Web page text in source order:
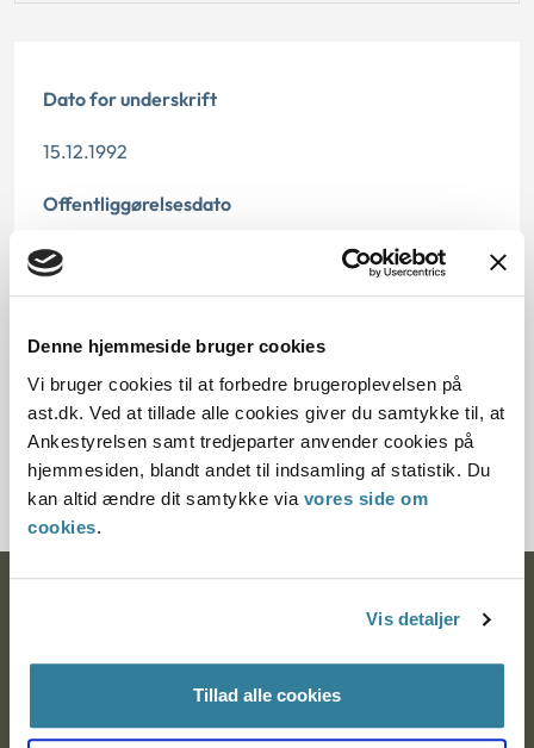
Denne hjemmeside bruger cookies
Vi bruger cookies til at forbedre brugeroplevelsen på
ast.dk. Ved at tillade alle cookies giver du samtykke til, at
Ankestyrelsen samt tredjeparter anvender cookies på
hjemmesiden, blandt andet til indsamling af statistik. Du
kan altid ændre dit samtykke via vores side om
cookies.
Vis detaljer
Tillad alle cookies
Dato for underskrift
15.12.1992
Offentliggørelsesdato
12.07.2013
Journalnummer
21174-91
9000 Aalborg